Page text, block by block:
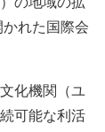
れた国際会
化機関（ユ
可能な利活